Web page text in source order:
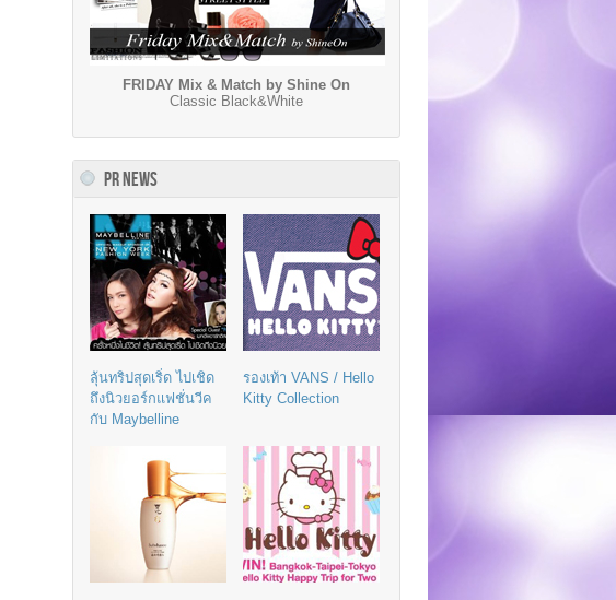
FRIDAY Mix & Match by Shine On
Classic Black&White
PR NEWS
ลุ้นทริปสุดเริ่ด ไปเชิด
ถึงนิวยอร์กแฟชั่นวีค
กับ Maybelline
รองเท้า VANS / Hello
Kitty Collection